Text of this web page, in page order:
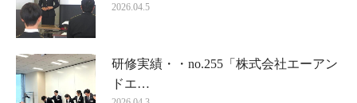
2026.04.5
研修実績・・no.255「株式会社エーアン
ドエ…